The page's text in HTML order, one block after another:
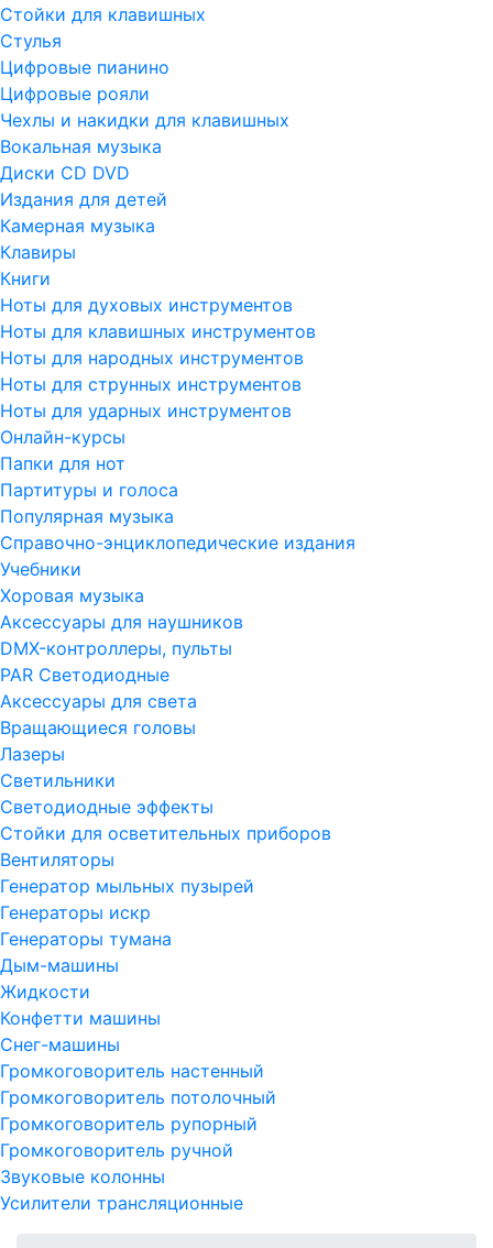
Стойки для клавишных
Стулья
Цифровые пианино
Цифровые рояли
Чехлы и накидки для клавишных
Вокальная музыка
Диски CD DVD
Издания для детей
Камерная музыка
Клавиры
Книги
Ноты для духовых инструментов
Ноты для клавишных инструментов
Ноты для народных инструментов
Ноты для струнных инструментов
Ноты для ударных инструментов
Онлайн-курсы
Папки для нот
Партитуры и голоса
Популярная музыка
Справочно-энциклопедические издания
Учебники
Хоровая музыка
Аксессуары для наушников
DMX-контроллеры, пульты
PAR Светодиодные
Аксессуары для света
Вращающиеся головы
Лазеры
Светильники
Светодиодные эффекты
Стойки для осветительных приборов
Вентиляторы
Генератор мыльных пузырей
Генераторы искр
Генераторы тумана
Дым-машины
Жидкости
Конфетти машины
Снег-машины
Громкоговоритель настенный
Громкоговоритель потолочный
Громкоговоритель рупорный
Громкоговоритель ручной
Звуковые колонны
Усилители трансляционные